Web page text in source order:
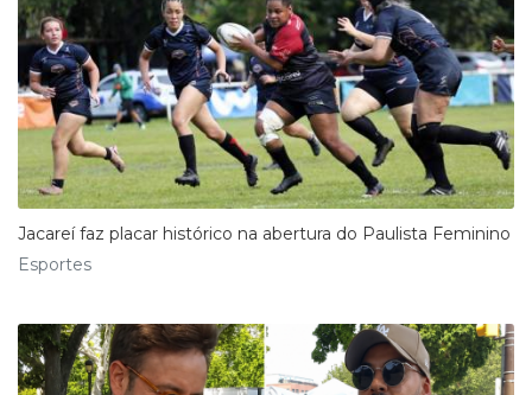
Jacareí faz placar histórico na abertura do Paulista Feminino
Esportes